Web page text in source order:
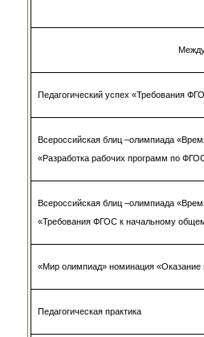
Педагогический успех «Требования
Всероссийская блиц –олимпиада
«Разработка рабочих программ по
Всероссийская блиц –олимпиада
«Требования ФГОС к начальному
«Мир олимпиад» номинация
Педагогическая практика